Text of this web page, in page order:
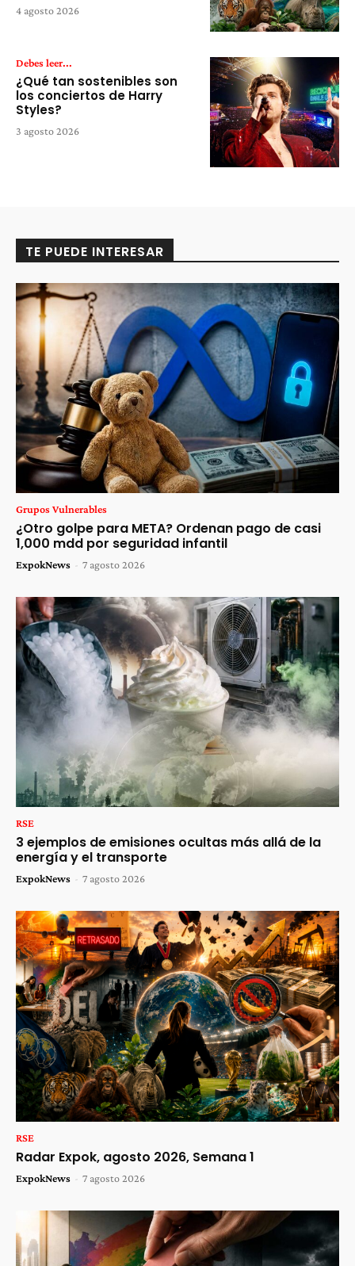
4 agosto 2026
Debes leer...
¿Qué tan sostenibles son
los conciertos de Harry
Styles?
3 agosto 2026
TE PUEDE INTERESAR
Grupos Vulnerables
¿Otro golpe para META? Ordenan pago de casi
1,000 mdd por seguridad infantil
ExpokNews - 7 agosto 2026
RSE
3 ejemplos de emisiones ocultas más allá de la
energía y el transporte
ExpokNews - 7 agosto 2026
RSE
Radar Expok, agosto 2026, Semana 1
ExpokNews - 7 agosto 2026